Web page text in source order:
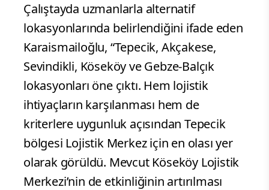
Çalıştayda uzmanlarla alternatif
lokasyonlarında belirlendiğini ifade eden
Karaismailoğlu, “Tepecik, Akçakese,
Sevindikli, Köseköy ve Gebze-Balçık
lokasyonları öne çıktı. Hem lojistik
ihtiyaçların karşılanması hem de
kriterlere uygunluk açısından Tepecik
bölgesi Lojistik Merkez için en olası yer
olarak görüldü. Mevcut Köseköy Lojistik
Merkezi’nin de etkinliğinin artırılması